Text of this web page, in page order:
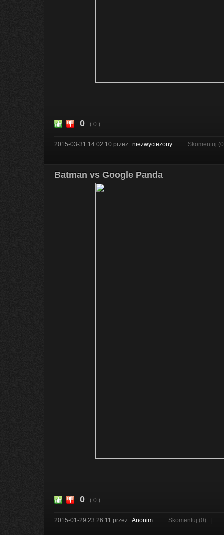
0 ( 0 )
2015-03-31 14:02:10 przez niezwyciezony Skomentuj
Batman vs Google Panda
0 ( 0 )
2015-01-29 23:26:11 przez Anonim Skomentuj (0)